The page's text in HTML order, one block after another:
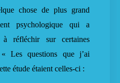
chose de plus grand
psychologique qui a
réfléchir sur certaines
« Les questions que j’ai
étude étaient celles-ci :